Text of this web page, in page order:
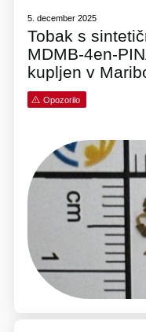
5. december 2025
Tobak s
MDMB-4en-
kupljen v
Opozorilo